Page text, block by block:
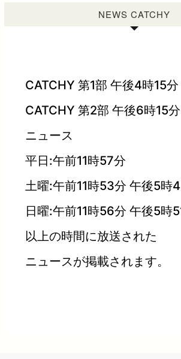
NEWS CATCHY
CATCHY 第1部 午後4時15分
CATCHY 第2部 午後6時15分
ニュース
平日:午前11時57分
土曜:午前11時53分 午後5時
日曜:午前11時56分 午後5時
以上の時間に放送された
ニュースが掲載されます。